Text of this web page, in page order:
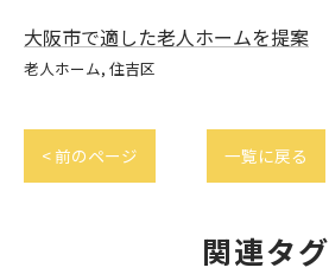
大阪市で適した老人ホームを提案
老人ホーム 住吉区
< 前のページ 一覧に戻る
関連タグ